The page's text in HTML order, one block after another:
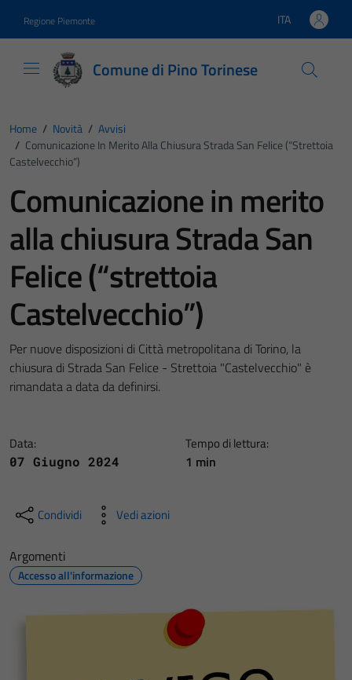
Regione Piemonte Lingua attiva:
ITA
Comune di Pino Torinese
Home / Novità / Avvisi
/ Comunicazione In Merito Alla Chiusura Strada San Felice (“strettoia
Castelvecchio”)
Comunicazione in merito
alla chiusura Strada San
Felice (“strettoia
Castelvecchio”)
Per nuove disposizioni di Città metropolitana di Torino, la
chiusura di Strada San Felice - Strettoia "Castelvecchio" è
rimandata a data da definirsi.
Data:
07 Giugno 2024
Tempo di lettura:
1 min
Condividi Vedi azioni
Argomenti
Accesso all'informazione